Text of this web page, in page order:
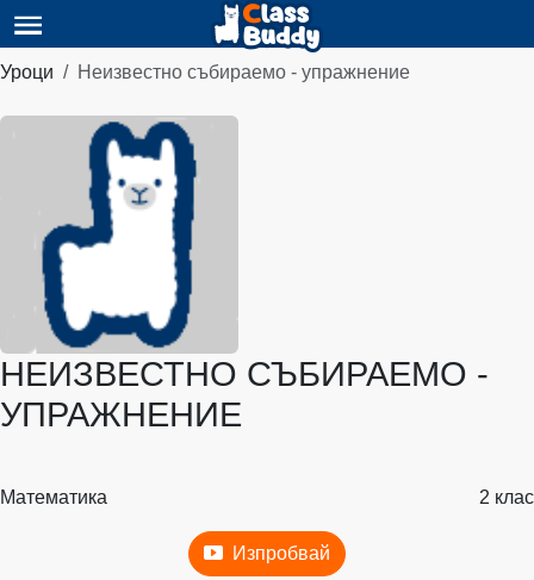
Уроци Неизвестно събираемо - упражнение
НЕИЗВЕСТНО СЪБИРАЕМО -
УПРАЖНЕНИЕ
Математика 2 клас
Изпробвай